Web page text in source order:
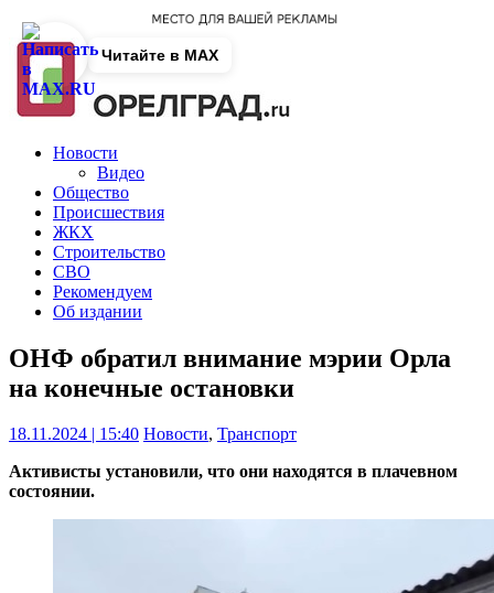
Новости
Видео
Общество
Происшествия
ЖКХ
Строительство
СВО
Рекомендуем
Об издании
ОНФ обратил внимание мэрии Орла
на конечные остановки
18.11.2024 | 15:40 Новости, Транспорт
Активисты установили, что они находятся в плачевном
состоянии.
Читайте в MAX